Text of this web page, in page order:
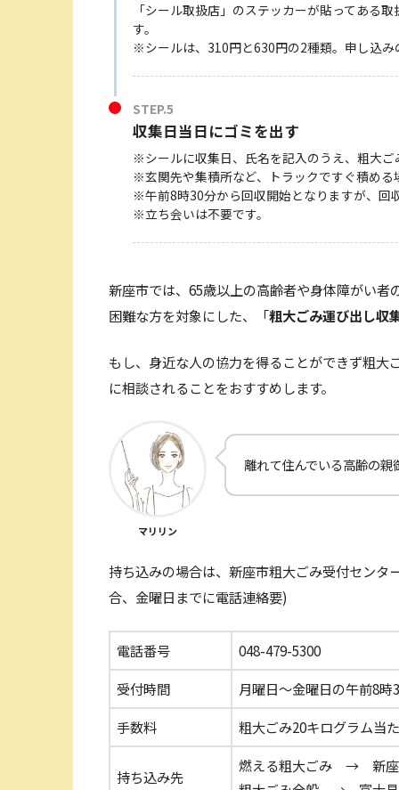
「シール取扱店」のステッカーが貼ってある
す。
※シールは、310円と630円の2種類。申し込
STEP.5
収集日当日にゴミを出す
※シールに収集日、氏名を記入のうえ、粗大
※玄関先や集積所など、トラックですぐ積め
※午前8時30分から回収開始となりますが、回
※立ち会いは不要です。
新座市では、65歳以上の高齢者や身体障がい
困難な方を対象にした、「粗大ごみ運び出し収
もし、身近な人の協力を得ることができず粗
に相談されることをおすすめします。
マリリン
離れて住んでいる高齢の
持ち込みの場合は、新座市粗大ごみ受付セン
合、金曜日までに電話連絡要)
電話番号
048-479-5300
受付時間
月曜日～金曜日の午前8
手数料
粗大ごみ20キログラム当
持ち込み先
燃える粗大ごみ → 新座